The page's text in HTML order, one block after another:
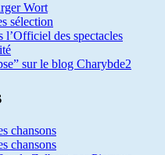
Wort
sélection
l’Officiel des spectacles
sur le blog Charybde2
chansons
chansons